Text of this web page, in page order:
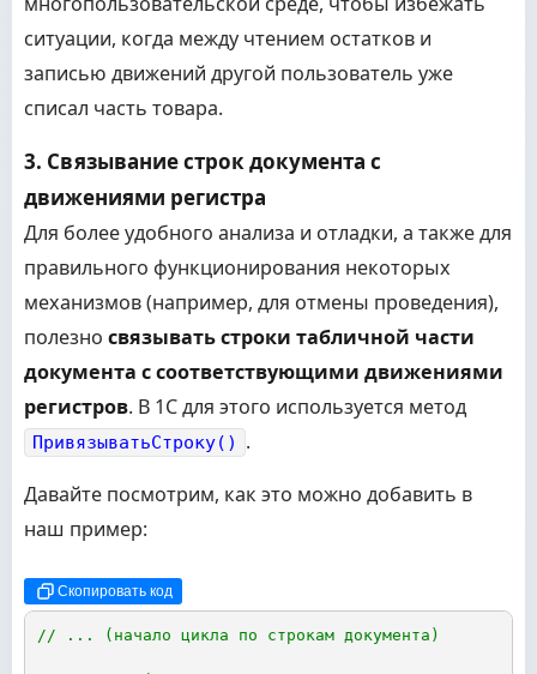
ситуации, когда между чтением остатков и
записью движений другой пользователь уже
списал часть товара.
3. Связывание строк документа с
движениями регистра
Для более удобного анализа и отладки, а также для
правильного функционирования некоторых
механизмов (например, для отмены проведения),
полезно связывать строки табличной части
документа с соответствующими движениями
регистров. В 1С для этого используется метод
ПривязыватьСтроку()
.
Давайте посмотрим, как это можно добавить в
наш пример:
Скопировать код
// ... (начало цикла по строкам документа)